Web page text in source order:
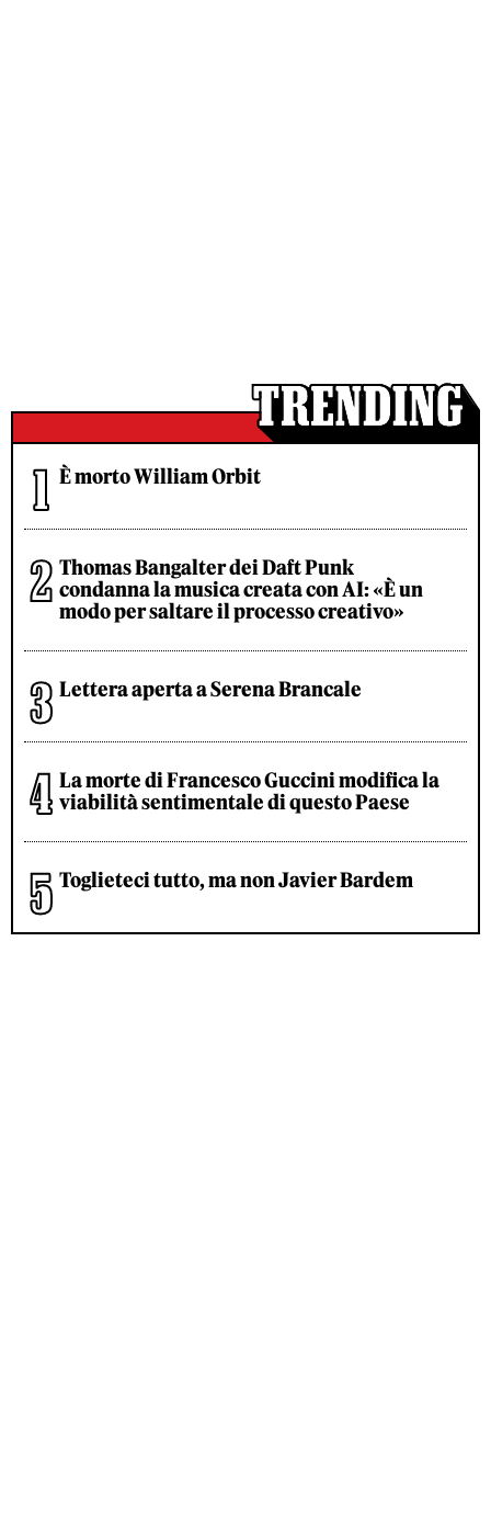
È morto William Orbit
Thomas Bangalter dei Daft Punk
condanna la musica creata con AI: «È un
modo per saltare il processo creativo»
Lettera aperta a Serena Brancale
La morte di Francesco Guccini modifica la
viabilità sentimentale di questo Paese
Toglieteci tutto, ma non Javier Bardem